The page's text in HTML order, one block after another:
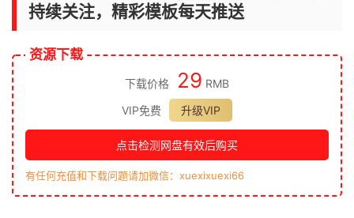
持续关注，精彩模板每天推送
资源下载
下载价格 29 RMB
VIP免费
升级VIP
点击检测网盘有效后购买
有任何充值和下载问题请加微信：xuexixuexi66